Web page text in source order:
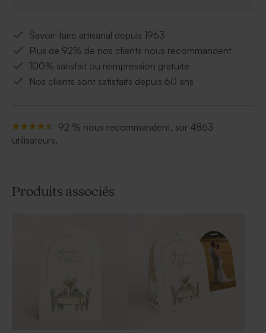
Savoir-faire artisanal depuis 1963
Plus de 92% de nos clients nous recommandent
100% satisfait ou réimpression gratuite
Nos clients sont satisfaits depuis 60 ans
92 % nous recommandent, sur 4863
utilisateurs.
Produits associés